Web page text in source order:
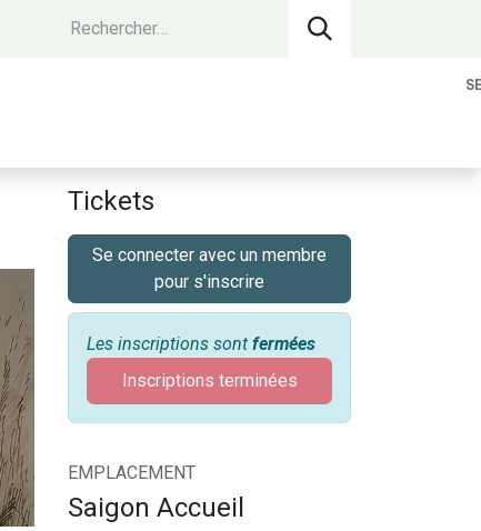
Tickets
Se connecter avec un membre
pour s'inscrire
Les inscriptions sont fermées
Inscriptions terminées
EMPLACEMENT
Saigon Accueil